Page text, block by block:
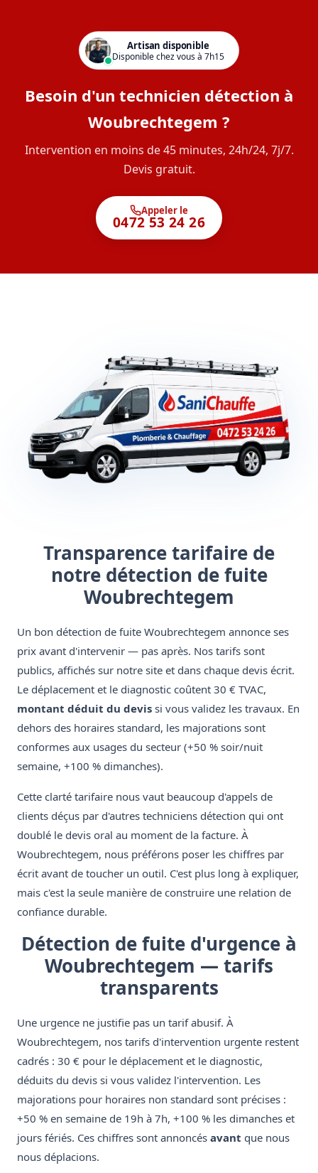
Artisan disponible
Disponible chez vous à 7h15
Besoin d'un technicien détection à
Woubrechtegem ?
Intervention en moins de 45 minutes, 24h/24, 7j/7.
Devis gratuit.
Appeler le
0472 53 24 26
Transparence tarifaire de
notre détection de fuite
Woubrechtegem
Un bon détection de fuite Woubrechtegem annonce ses
prix avant d'intervenir — pas après. Nos tarifs sont
publics, affichés sur notre site et dans chaque devis écrit.
Le déplacement et le diagnostic coûtent 30 € TVAC,
montant déduit du devis si vous validez les travaux. En
dehors des horaires standard, les majorations sont
conformes aux usages du secteur (+50 % soir/nuit
semaine, +100 % dimanches).
Cette clarté tarifaire nous vaut beaucoup d'appels de
clients déçus par d'autres techniciens détection qui ont
doublé le devis oral au moment de la facture. À
Woubrechtegem, nous préférons poser les chiffres par
écrit avant de toucher un outil. C'est plus long à expliquer,
mais c'est la seule manière de construire une relation de
confiance durable.
Détection de fuite d'urgence à
Woubrechtegem — tarifs
transparents
Une urgence ne justifie pas un tarif abusif. À
Woubrechtegem, nos tarifs d'intervention urgente restent
cadrés : 30 € pour le déplacement et le diagnostic,
déduits du devis si vous validez l'intervention. Les
majorations pour horaires non standard sont précises :
+50 % en semaine de 19h à 7h, +100 % les dimanches et
jours fériés. Ces chiffres sont annoncés avant que nous
nous déplacions.